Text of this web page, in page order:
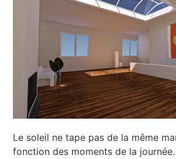
Le soleil ne tape pas de la même
fonction des moments de la